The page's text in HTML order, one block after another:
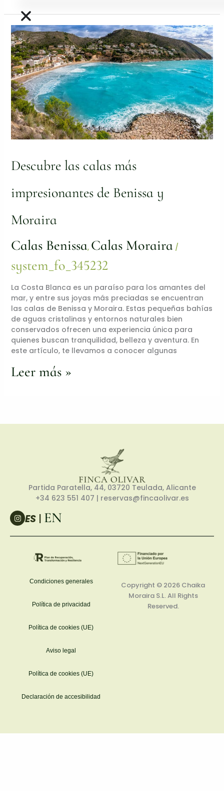
Descubre las calas más
impresionantes de Benissa y
Moraira
Calas Benissa, Calas Moraira/
system_fo_345232
La Costa Blanca es un paraíso para los amantes del
mar, y entre sus joyas más preciadas se encuentran
las calas de Benissa y Moraira. Estas pequeñas bahías
de aguas cristalinas y entornos naturales bien
conservados ofrecen una experiencia única para
quienes buscan tranquilidad, belleza y aventura. En
este artículo, te llevamos a conocer algunas
Descubre
las
calas
más
impresionantes
de
Benissa
y
Moraira
Leer más »
Partida Paratella, 44, 03720 Teulada, Alicante
+34 623 551 407 | reservas@fincaolivar.es
I
n
s
t
ES | EN
Copyright © 2026 Chaika
Moraira S.L.All Rights
Reserved.
Condiciones generales
Política de privacidad
Política de cookies (UE)
Aviso legal
Política de cookies (UE)
Declaración de accesibilidad